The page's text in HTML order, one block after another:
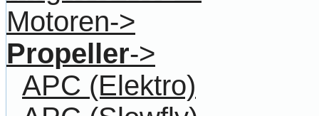
Motoren->
Propeller->
APC (Elektro)